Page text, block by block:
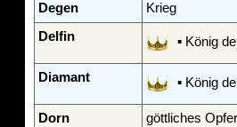
Degen
Krieg
Delfin
▪ König
Diamant ▪ König
Dorn
göttliches